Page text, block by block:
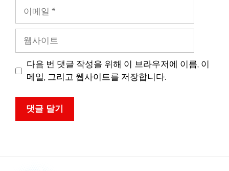
일
트
다음 번 댓글 작성을 위해 이 브라우저에 이름, 이
메일, 그리고 웹사이트를 저장합니다.